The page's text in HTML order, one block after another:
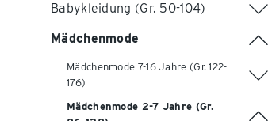
Babykleidung (Gr. 50-104)
Mädchenmode
Mädchenmode 7-16 Jahre (Gr. 122-
176)
Mädchenmode 2-7 Jahre (Gr.